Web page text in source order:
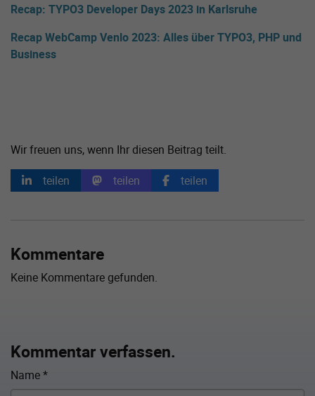
Recap: TYPO3 Developer Days 2023 in Karlsruhe
Recap WebCamp Venlo 2023: Alles über TYPO3, PHP und
Business
Wir freuen uns, wenn Ihr diesen Beitrag teilt.
teilen
teilen teilen
Kommentare
Keine Kommentare gefunden.
Kommentar verfassen.
Name*